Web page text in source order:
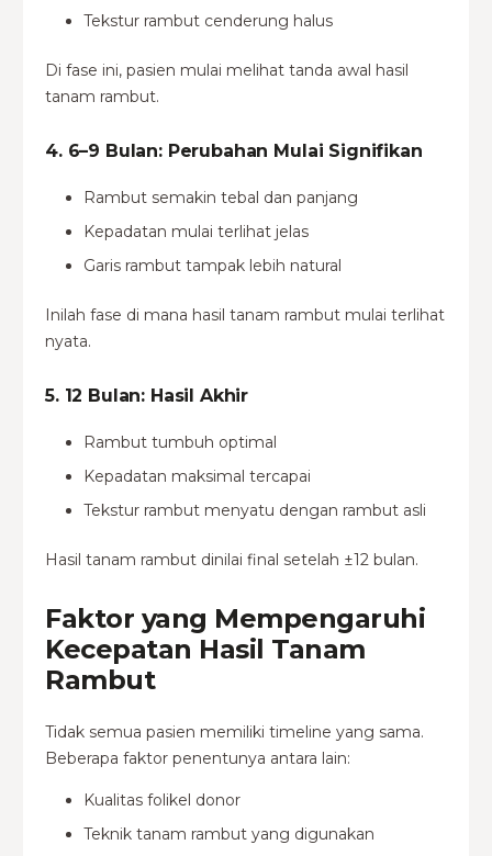
Tekstur rambut cenderung halus
Di fase ini, pasien mulai melihat tanda awal hasil
tanam rambut.
4. 6–9 Bulan: Perubahan Mulai Signifikan
Rambut semakin tebal dan panjang
Kepadatan mulai terlihat jelas
Garis rambut tampak lebih natural
Inilah fase di mana hasil tanam rambut mulai terlihat
nyata.
5. 12 Bulan: Hasil Akhir
Rambut tumbuh optimal
Kepadatan maksimal tercapai
Tekstur rambut menyatu dengan rambut asli
Hasil tanam rambut dinilai final setelah ±12 bulan.
Faktor yang Mempengaruhi
Kecepatan Hasil Tanam
Rambut
Tidak semua pasien memiliki timeline yang sama.
Beberapa faktor penentunya antara lain:
Kualitas folikel donor
Teknik tanam rambut yang digunakan